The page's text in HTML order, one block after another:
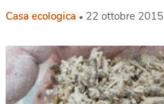
Casa ecologica 22 ottobre 2015